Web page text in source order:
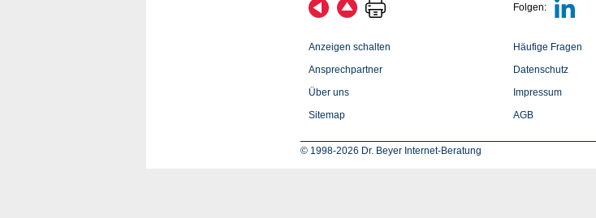
Folgen:
Anzeigen schalten
Ansprechpartner
Über uns
Sitemap
Häufige Fragen
Datenschutz
Impressum
AGB
© 1998-2026 Dr. Beyer Internet-Beratung